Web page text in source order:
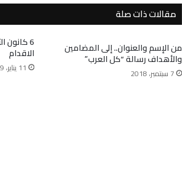
مقالات ذات صلة
من الإسم والعنوان.. إلى المضامين
والأهداف رسالة “كل العرب”
7 سبتمبر، 2018
6 كانون
الاقدام
11 يناير، 2019